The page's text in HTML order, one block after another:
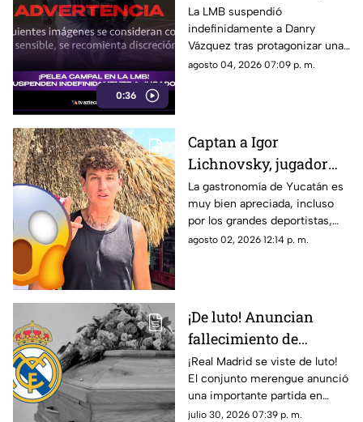
0:36
Vázquez de la LMB?
Filtran video de la
BRUTAL agresión
La LMB suspendió
indefinidamente a Danry
Vázquez tras protagonizar una
pelea campal, en la cual un
agosto 04, 2026 07:09 p. m.
Captan a Igor
Lichnovsky, jugador
del Club América,
comiendo POC CHUC en
Yucatán; ¿en dónde
está?
La gastronomía de Yucatán es
muy bien apreciada, incluso
por los grandes deportistas,
Igor Lichnovsky, jugador del
agosto 02, 2026 12:14 p. m.
¡De luto! Anuncian
fallecimiento de
jugador del Real
Madrid tras cirugía de
cabeza; ¿Quién era?
¡Real Madrid se viste de luto!
El conjunto merengue anunció
una importante partida en
redes sociales. Conoce los
julio 30, 2026 07:39 p. m.